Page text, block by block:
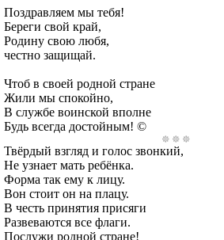
Поздравляем мы тебя!
Береги свой край,
Родину свою любя,
честно защищай.
Чтоб в своей родной стране
Жили мы спокойно,
В службе воинской вполне
Будь всегда достойным! ©
Твёрдый взгляд и голос звонкий,
Не узнает мать ребёнка.
Форма так ему к лицу.
Вон стоит он на плацу.
В честь принятия присяги
Развеваются все флаги.
Послужи родной стране!